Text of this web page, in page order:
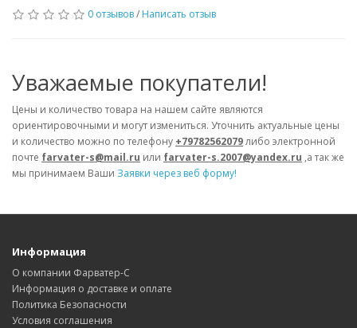
0 отзывов/ Написать отзыв
Уважаемые покупатели!
Цены и количество товара на нашем сайте являются
ориентировочными и могут измениться. Уточнить актуальные цены
и количество можно по телефону +79782562079либо электронной
почте farvater-s@mail.ru или farvater-s.2007@yandex.ru ,а так же
мы принимаем Ваши Заявки через веб форму!
Информация
О компании Фарватер-С
Информация о доставке и оплате
Политика Безопасности
Условия соглашения